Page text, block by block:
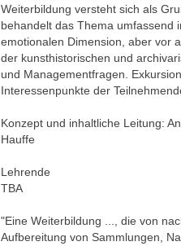
Weiterbildung versteht sich als
behandelt das Thema umfassend
emotionalen Dimension, aber vor
der kunsthistorischen und
und Managementfragen.
Interessenpunkte der
Konzept und inhaltliche Leitung:
Hauffe
Lehrende
TBA
"Eine Weiterbildung ..., die von
Aufbereitung von Sammlungen,